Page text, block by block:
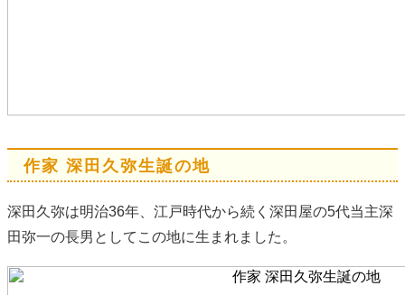
作家 深田久弥生誕の地
深田久弥は明治36年、江戸時代から続く深田屋の5代当主深
田弥一の長男としてこの地に生まれました。